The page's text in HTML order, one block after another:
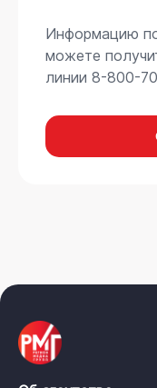
Информацию
можете
линии 8-800-